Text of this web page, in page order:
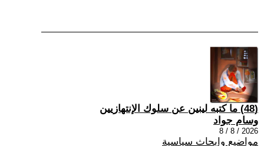
(48) ما كتبه لينين عن سلوك الإنتهازيين
وسام جواد
2026 / 8 / 8
مواضيع وابحاث سياسية